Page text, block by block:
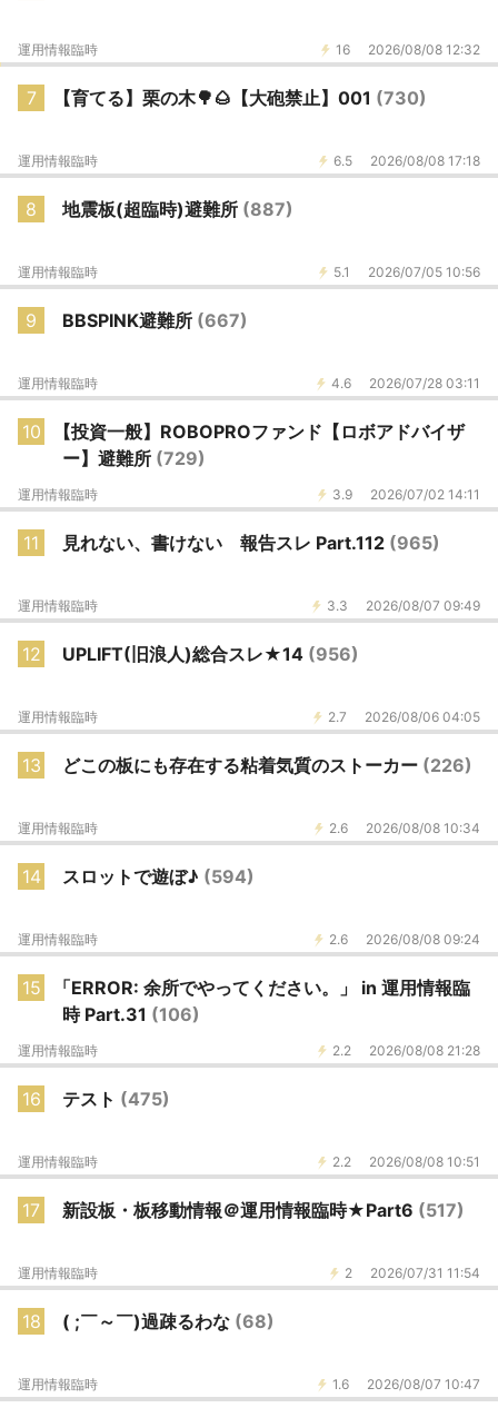
16 2026/08/08 12:32
運用情報臨時
7 【育てる】栗の木🌳🌰【大砲禁止】001 (730)
6.5 2026/08/08 17:18
運用情報臨時
8 地震板(超臨時)避難所 (887)
5.1 2026/07/05 10:56
運用情報臨時
9 BBSPINK避難所 (667)
4.6 2026/07/28 03:11
運用情報臨時
10
【投資一般】ROBOPROファンド【ロボアドバイザ
ー】避難所 (729)
3.9 2026/07/02 14:11
運用情報臨時
11 見れない、書けない 報告スレ Part.112 (965)
3.3 2026/08/07 09:49
運用情報臨時
12 UPLIFT(旧浪人)総合スレ★14 (956)
2.7 2026/08/06 04:05
運用情報臨時
13 どこの板にも存在する粘着気質のストーカー (226)
2.6 2026/08/08 10:34
運用情報臨時
14 スロットで遊ぼ♪ (594)
2.6 2026/08/08 09:24
運用情報臨時
15
「ERROR: 余所でやってください。」 in 運用情報臨
時 Part.31 (106)
2.2 2026/08/08 21:28
運用情報臨時
16 テスト (475)
2.2 2026/08/08 10:51
運用情報臨時
17 新設板・板移動情報＠運用情報臨時★Part6 (517)
2 2026/07/31 11:54
運用情報臨時
18 ( ;￣～￣)過疎るわな (68)
1.6 2026/08/07 10:47
運用情報臨時